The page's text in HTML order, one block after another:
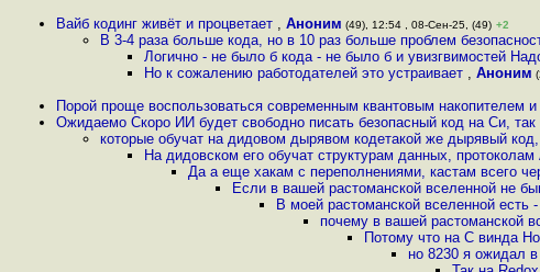
Вайб кодинг живёт и процветает , Аноним (49), 12:54 , 08-Сен-25, (49) +2
В 3-4 раза больше кода, но в 10 раз больше проблем
Логично - не было б кода - не было б и увизгвимостей
Но к сожалению работодателей это устраивает , Аноним
Порой проще воспользоваться современным квантовым накопителем и
Ожидаемо Скоро ИИ будет свободно писать безопасный код на Си, так
которые обучат на дидовом дырявом кодетакой же дырявый
На дидовском его обучат структурам данных,
Да а еще хакам с переполнениями, кастам всего
Если в вашей растоманской вселенной не
В моей растоманской вселенной есть
почему в вашей растоманской
Потому что на С винда
но 8230 я ожидал в